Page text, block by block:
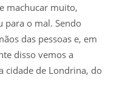
machucar muito,
para o mal. Sendo
das pessoas e, em
disso vemos a
cidade de Londrina, do